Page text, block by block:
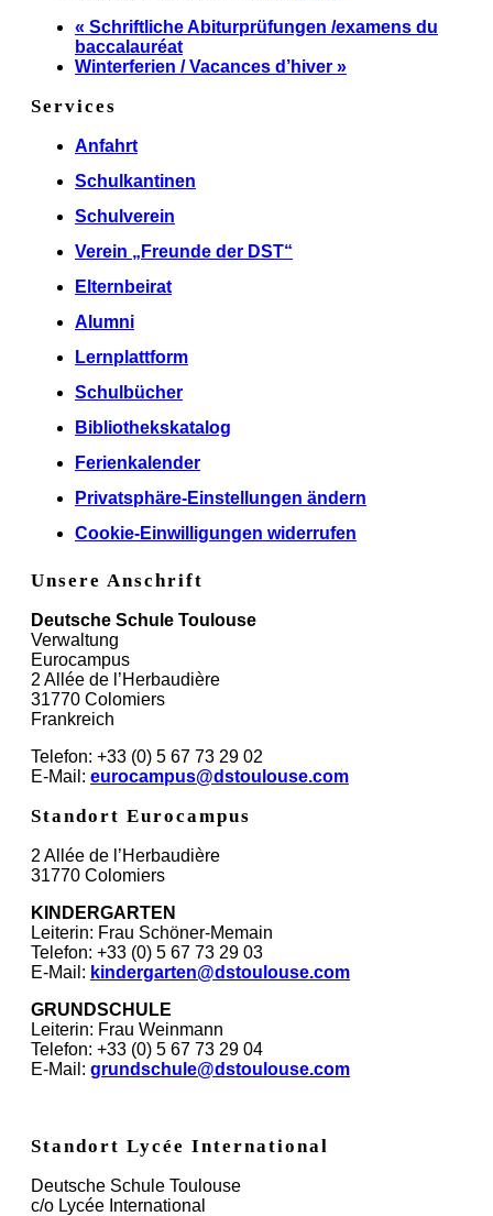
« Schriftliche Abiturprüfungen /examens du
baccalauréat
Winterferien / Vacances d’hiver »
Services
Anfahrt
Schulkantinen
Schulverein
Verein „Freunde der DST“
Elternbeirat
Alumni
Lernplattform
Schulbücher
Bibliothekskatalog
Ferienkalender
Privatsphäre-Einstellungen ändern
Cookie-Einwilligungen widerrufen
Unsere Anschrift
Deutsche Schule Toulouse
Verwaltung
Eurocampus
2 Allée de l’Herbaudière
31770 Colomiers
Frankreich
Telefon: +33 (0) 5 67 73 29 02
E-Mail: eurocampus@dstoulouse.com
Standort Eurocampus
2 Allée de l’Herbaudière
31770 Colomiers
KINDERGARTEN
Leiterin: Frau Schöner-Memain
Telefon: +33 (0) 5 67 73 29 03
E-Mail: kindergarten@dstoulouse.com
GRUNDSCHULE
Leiterin: Frau Weinmann
Telefon: +33 (0) 5 67 73 29 04
E-Mail: grundschule@dstoulouse.com
Standort Lycée International
Deutsche Schule Toulouse
c/o Lycée International